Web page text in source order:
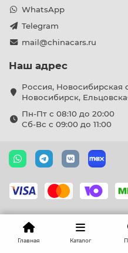
WhatsApp
Telegram
mail@chinacars.ru
Наш адрес
Россия, Новосибирская
Новосибирск,
Пн-Пт с 08:10 до 20:00
Сб-Вс с 09:00 до 11:00
Главная Каталог